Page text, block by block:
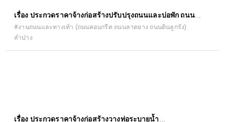
เรื่อง ประกวดราคาจ้างก่อสร้างปรับปรุงถนนและบ่อพัก ถนน
พหลโยธิน ซอย ๗ ด้วยวิธีประกวดราคาอิเล็กทรอนิกส์ (e-
bidding)
#งานถนนและทางเท้า (ถนนคอนกรีต ถนนลาดยาง ถนนดินลูกรัง)
ลำปาง
เรื่อง ประกวดราคาจ้างก่อสร้างวางท่อระบายน้ำ